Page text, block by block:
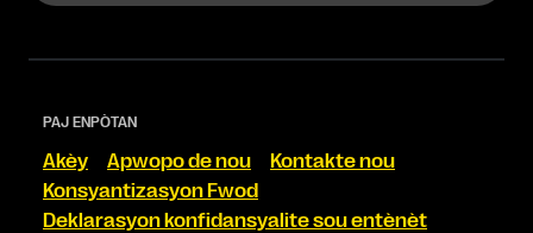
PAJ ENPÒTAN
Akèy Apwopo de nou
Kontakte nou
Konsyantizasyon Fwod
Deklarasyon konfidansyalite sou entènèt